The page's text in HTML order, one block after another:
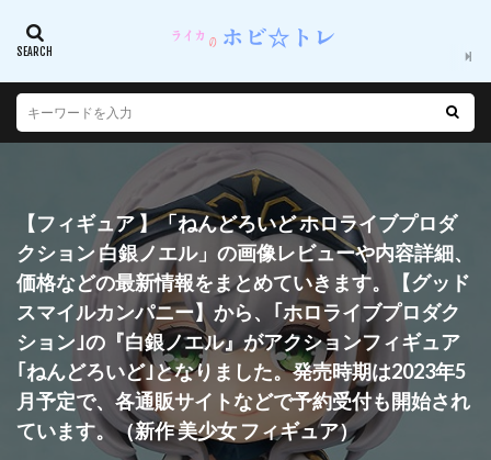
【フィギュア 】「ねんどろいど ホロライブプロダ
クション 白銀ノエル」の画像レビューや内容詳細、
価格などの最新情報をまとめていきます。【グッド
スマイルカンパニー】から、｢ホロライブプロダク
ション｣の『白銀ノエル』がアクションフィギュア
｢ねんどろいど｣となりました。発売時期は2023年5
月予定で、各通販サイトなどで予約受付も開始され
ています。（新作 美少女 フィギュア）